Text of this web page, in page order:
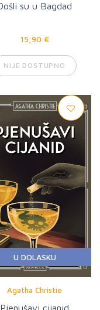
su u Bagdad
15,90 €
NIJE DOSTUPNO
U DOLASKU
Agatha Christie
Pjenušavi cijanid